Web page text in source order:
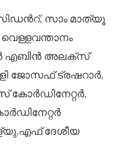
സാം മാത്യൂ
എബിൻ അലക്സ്
ജോസഫ് ട്രഷറാർ,
ദേശീയ